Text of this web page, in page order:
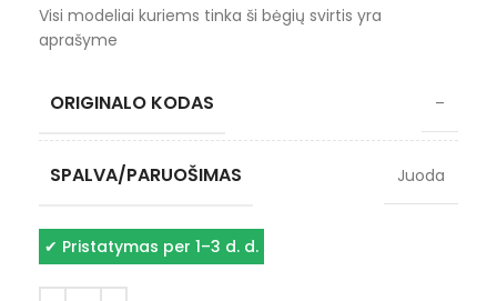
Visi modeliai kuriems tinka ši bėgių svirtis yra
aprašyme
ORIGINALO KODAS –
SPALVA/PARUOŠIMAS Juoda
✔ Pristatymas per 1–3 d. d.